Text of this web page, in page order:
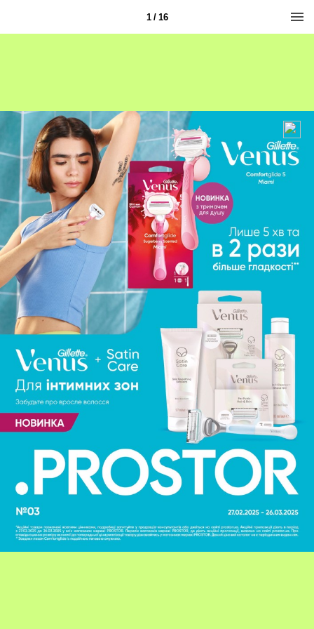
1 / 16